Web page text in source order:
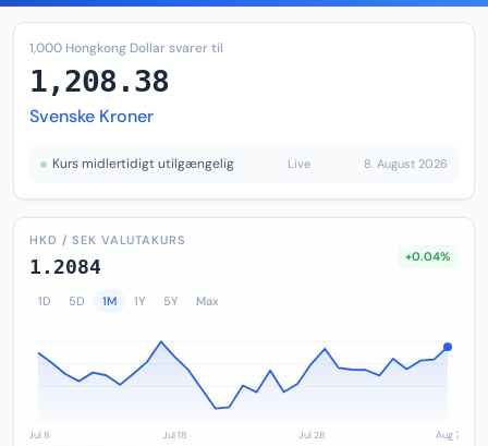
1,000 Hongkong Dollar svarer til
1,208.38
Svenske Kroner
Kurs midlertidigt utilgængelig Live 8. August 2026
HKD / SEK VALUTAKURS
1.2084 +0.04%
1D 5D 1M 1Y 5Y Max